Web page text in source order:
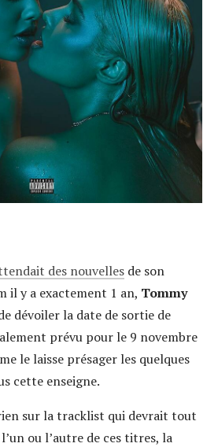
des nouvellesde son
il y a exactement 1 an, Tommy
dévoiler la date de sortie de
prévu pour le 9 novembre
le laisse présager les quelques
cette enseigne.
sur la tracklist qui devrait tout
ou l’autre de ces titres, la